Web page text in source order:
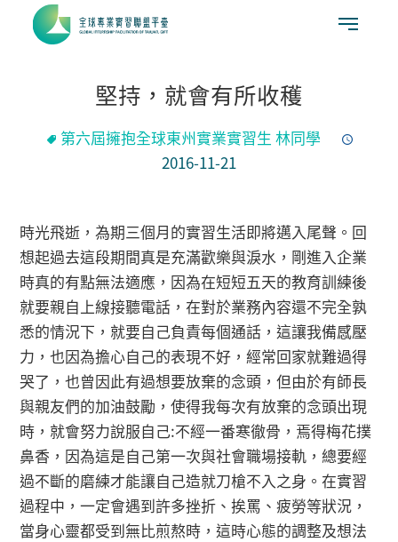
堅持，就會有所收穫
第六屆擁抱全球東州實業實習生 林同學
2016-11-21
時光飛逝，為期三個月的實習生活即將邁入尾聲。回
想起過去這段期間真是充滿歡樂與淚水，剛進入企業
時真的有點無法適應，因為在短短五天的教育訓練後
就要親自上線接聽電話，在對於業務內容還不完全孰
悉的情況下，就要自己負責每個通話，這讓我備感壓
力，也因為擔心自己的表現不好，經常回家就難過得
哭了，也曾因此有過想要放棄的念頭，但由於有師長
與親友們的加油鼓勵，使得我每次有放棄的念頭出現
時，就會努力說服自己:不經一番寒徹骨，焉得梅花撲
鼻香，因為這是自己第一次與社會職場接軌，總要經
過不斷的磨練才能讓自己造就刀槍不入之身。在實習
過程中，一定會遇到許多挫折、挨罵、疲勞等狀況，
當身心靈都受到無比煎熬時，這時心態的調整及想法